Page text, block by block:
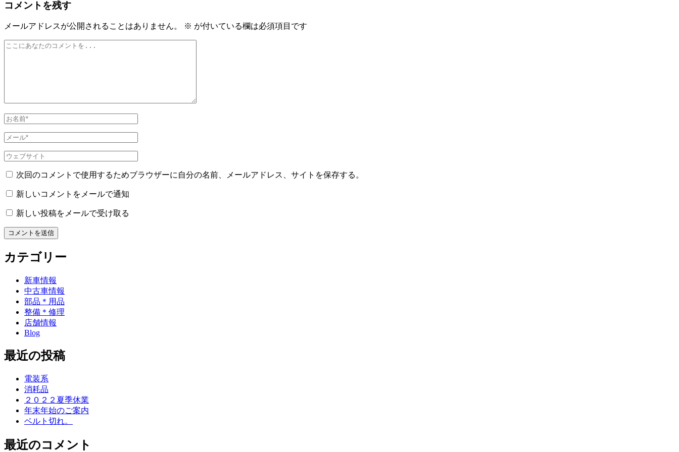
ナ
ビ
ゲ
ン
コメントを残す
メールアドレスが公開されることはありません。 ※ が付いている欄は必須項目です
次回のコメントで使用するためブラウザーに自分の名前、メールアドレス、サイトを保存する。
新しいコメントをメールで通知
新しい投稿をメールで受け取る
カテゴリー
新車情報
中古車情報
部品＊用品
整備＊修理
店舗情報
Blog
最近の投稿
電装系
消耗品
２０２２夏季休業
年末年始のご案内
ベルト切れ。
最近のコメント